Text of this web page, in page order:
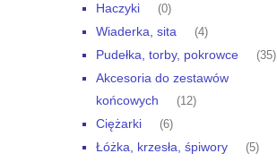
Haczyki (0)
Wiaderka, sita (4)
Pudełka, torby, pokrowce (35)
Akcesoria do zestawów
końcowych
(12)
Ciężarki (6)
Łóżka, krzesła, śpiwory (5)